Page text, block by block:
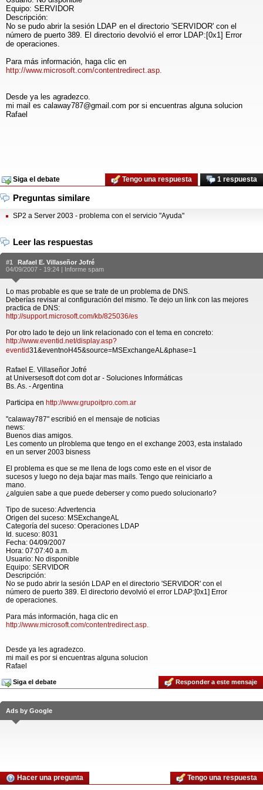
Equipo: SERVIDOR
Descripción:
No se pudo abrir la sesión LDAP en el directorio 'SERVIDOR' con el
número de puerto 389. El directorio devolvió el error LDAP:[0x1] Error
de operaciones.
Para más información, haga clic en
http://www.microsoft.com/contentredirect.asp.
Desde ya les agradezco.
mi mail es calaway787@gmail.com por si encuentras alguna solucion
Rafael
Siga el debate 1 respuesta
Tengo una respuesta
Preguntas similare
SP2 a Server 2003 - problema con el servicio "Ayuda"
Leer las respuestas
#1
Rafael E. Villaseñor Jofré
04/09/2007 - 19:24 | Informe spam
Lo mas probable es que se trate de un problema de DNS.
Deberías revisar al configuración del mismo. Te dejo un link con las mejores
practica de DNS:
http://support.microsoft.com/kb/825036/es
Por otro lado te dejo un link relacionado con el tema en concreto:
http://www.eventid.net/display.asp?
eventid31&eventnoH45&source=MSExchangeAL&phase=1
Rafael E. Villaseñor Jofré
at Universesoft dot com dot ar - Soluciones Informáticas
Bs. As. - Argentina
Participa en http://www.grupoitpro.com.ar
"calaway787" escribió en el mensaje de noticias
news:
Buenos dias amigos.
Les comento un plroblema que tengo en el exchange 2003, esta instalado
en un server 2003 bisness
El problema es que se me llena de logs como este en el visor de
sucesos y luego no deja bajar mas mails. Tengo que reiniciarlo a
mano.
¿alguien sabe a que puede deberser y como puedo solucionarlo?
Tipo de suceso: Advertencia
Origen del suceso: MSExchangeAL
Categoría del suceso: Operaciones LDAP
Id. suceso: 8031
Fecha: 04/09/2007
Hora: 07:07:40 a.m.
Usuario: No disponible
Equipo: SERVIDOR
Descripción:
No se pudo abrir la sesión LDAP en el directorio 'SERVIDOR' con el
número de puerto 389. El directorio devolvió el error LDAP:[0x1] Error
de operaciones.
Para más información, haga clic en
http://www.microsoft.com/contentredirect.asp.
Desde ya les agradezco.
mi mail es por si encuentras alguna solucion
Rafael
Siga el debate Responder a este mensaje
Ads by Google
Hacer una pregunta Tengo una respuesta